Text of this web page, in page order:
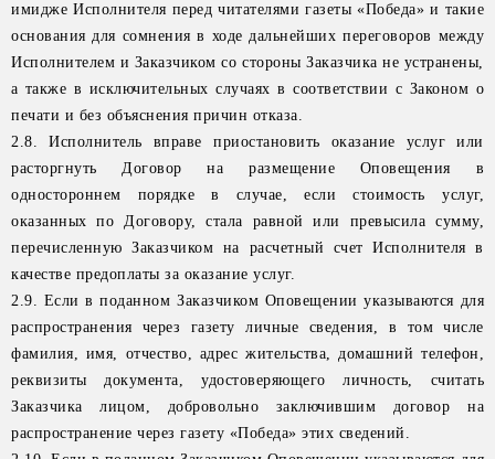
имидже Исполнителя перед читателями газеты «Победа» и такие
основания для сомнения в ходе дальнейших переговоров между
Исполнителем и Заказчиком со стороны Заказчика не устранены,
а также в исключительных случаях в соответствии с Законом о
печати и без объяснения причин отказа.
2.8. Исполнитель вправе приостановить оказание услуг или
расторгнуть Договор на размещение Оповещения в
одностороннем порядке в случае, если стоимость услуг,
оказанных по Договору, стала равной или превысила сумму,
перечисленную Заказчиком на расчетный счет Исполнителя в
качестве предоплаты за оказание услуг.
2.9. Если в поданном Заказчиком Оповещении указываются для
распространения через газету личные сведения, в том числе
фамилия, имя, отчество, адрес жительства, домашний телефон,
реквизиты документа, удостоверяющего личность, считать
Заказчика лицом, добровольно заключившим договор на
распространение через газету «Победа» этих сведений.